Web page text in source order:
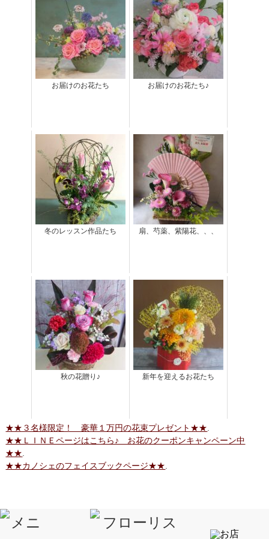
お届けのお花たち お届けのお花たち♪
冬のレッスン作品たち 扇、芍薬、紫陽花、、、
秋の花贈り♪ 新年を迎えるお花たち
★★３名様限定！ 豪華１万円の花束プレゼント★★
★★ＬＩＮＥページはこちら♪ お花のクーポンキャンペーン中
★★
★★カノシェのフェイスブックページ★★
応援クリックをいただければとても嬉しいです↓